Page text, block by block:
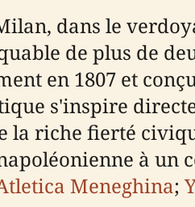
dans le
de plus de
en 1807 et
s'inspire
la riche fierté
à un
Meneghina;